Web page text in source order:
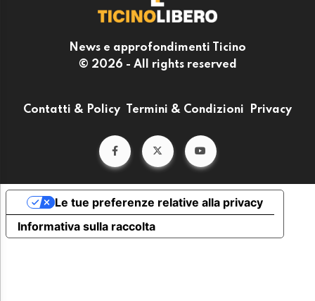
News e approfondimenti Ticino
© 2026 - All rights reserved
Contatti & Policy Termini & Condizioni Privacy
Informativa sulla raccolta
Le tue preferenze relative alla privacy